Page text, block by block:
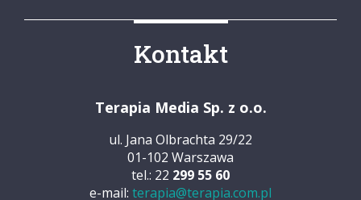
Kontakt
Terapia Media Sp. z o.o.
ul. Jana Olbrachta 29/22
01-102 Warszawa
tel.: 22 299 55 60
e-mail: terapia@terapia.com.pl